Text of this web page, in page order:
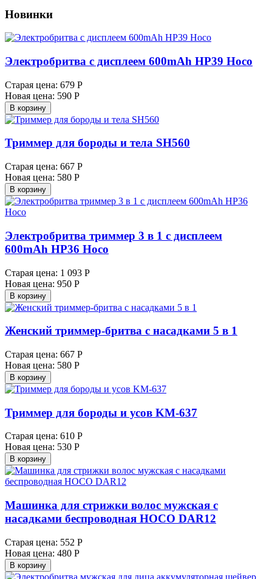
Новинки
Электробритва с дисплеем 600mAh HP39 Hoco
Старая цена: 679 Р
Новая цена: 590 Р
В корзину
Триммер для бороды и тела SH560
Старая цена: 667 Р
Новая цена: 580 Р
В корзину
Электробритва триммер 3 в 1 с дисплеем
600mAh HP36 Hoco
Старая цена: 1 093 Р
Новая цена: 950 Р
В корзину
Женский триммер-бритва с насадками 5 в 1
Старая цена: 667 Р
Новая цена: 580 Р
В корзину
Триммер для бороды и усов KM-637
Старая цена: 610 Р
Новая цена: 530 Р
В корзину
Машинка для стрижки волос мужская с
насадками беспроводная HOCO DAR12
Старая цена: 552 Р
Новая цена: 480 Р
В корзину